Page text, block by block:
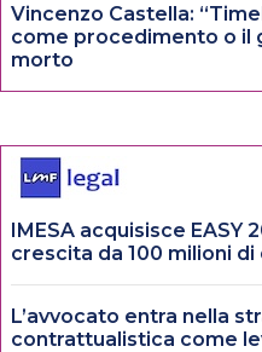
Vincenzo Castella:
come procedimento o il
morto
IMESA acquisisce EASY
crescita da 100 milioni di
L’avvocato entra nella
contrattualistica come